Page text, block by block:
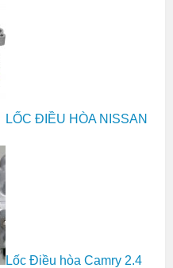
LỐC ĐIỀU HÒA NISSAN
Lốc Điều hòa Camry 2.4